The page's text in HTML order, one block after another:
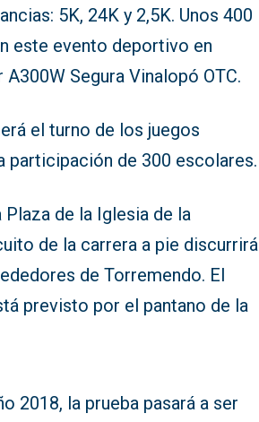
5K, 24K y 2,5K. Unos 400
este evento deportivo en
Segura Vinalopó OTC.
el turno de los juegos
participación de 300 escolares.
Plaza de la Iglesia de la
de la carrera a pie discurrirá
de Torremendo. El
previsto por el pantano de la
2018, la prueba pasará a ser